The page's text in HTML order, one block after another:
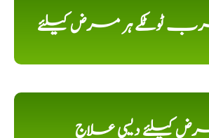
ٹوٹکے ہر مرض کیلئے
کیلئے دیسی علاج